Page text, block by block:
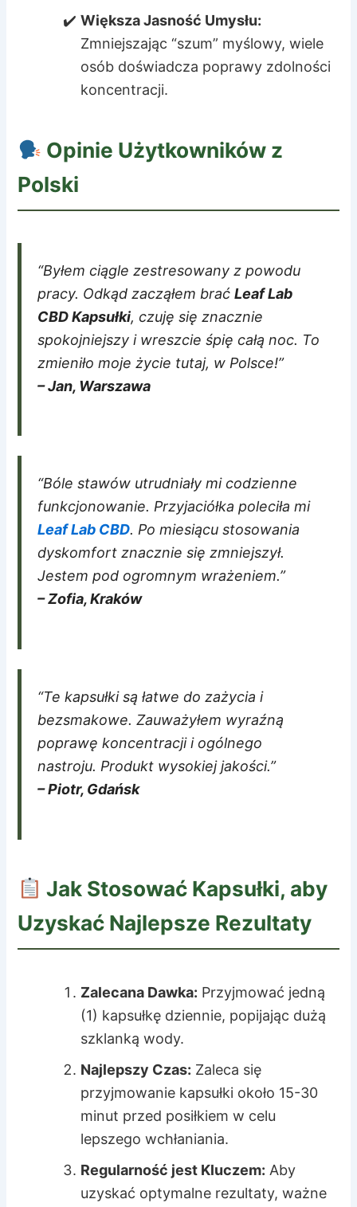
Większa Jasność Umysłu:
Zmniejszając “szum” myślowy, wiele
osób doświadcza poprawy zdolności
koncentracji.
Opinie Użytkowników z
Polski
“Byłem ciągle zestresowany z powodu
pracy. Odkąd zacząłem braćLeaf Lab
CBD Kapsułki, czuję się znacznie
spokojniejszy i wreszcie śpię całą noc. To
zmieniło moje życie tutaj, w Polsce!”
– Jan, Warszawa
“Bóle stawów utrudniały mi codzienne
funkcjonowanie. Przyjaciółka poleciła mi
Leaf Lab CBD. Po miesiącu stosowania
dyskomfort znacznie się zmniejszył.
Jestem pod ogromnym wrażeniem.”
– Zofia, Kraków
“Te kapsułki są łatwe do zażycia i
bezsmakowe. Zauważyłem wyraźną
poprawę koncentracji i ogólnego
nastroju. Produkt wysokiej jakości.”
– Piotr, Gdańsk
Jak Stosować Kapsułki, aby
Uzyskać Najlepsze Rezultaty
Zalecana Dawka: Przyjmować jedną
(1) kapsułkę dziennie, popijając dużą
szklanką wody.
Najlepszy Czas: Zaleca się
przyjmowanie kapsułki około 15-30
minut przed posiłkiem w celu
lepszego wchłaniania.
Regularność jest Kluczem: Aby
uzyskać optymalne rezultaty, ważne